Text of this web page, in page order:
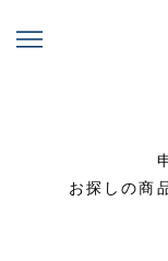
お探しの商